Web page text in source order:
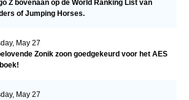
Z bovenaan op de World Ranking List van
of Jumping Horses.
May 27
Zonik zoon goedgekeurd voor het AES
May 27